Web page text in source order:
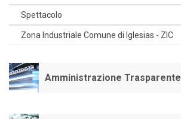
Spettacolo
Zona Industriale Comune di Iglesias - ZIC
Amministrazione Trasparente